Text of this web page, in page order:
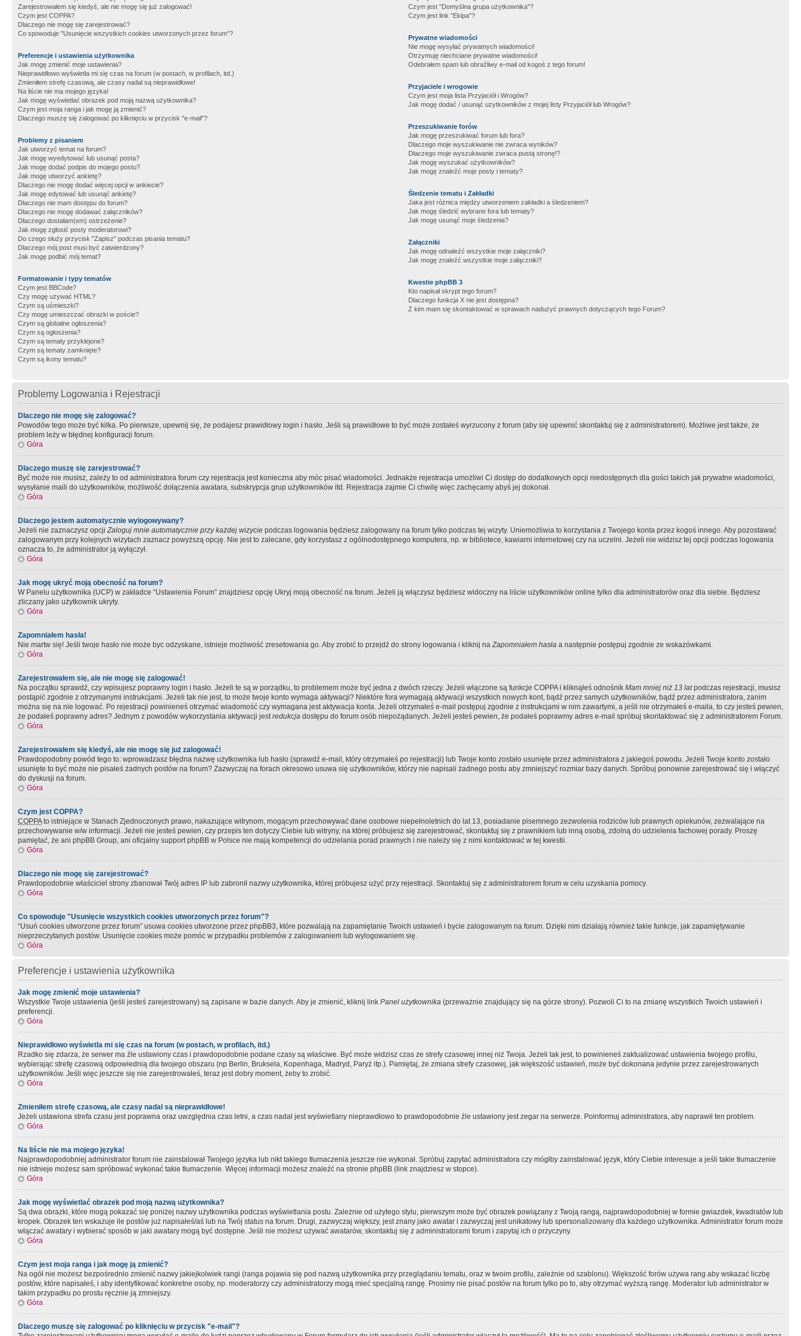
Zarejestrowałem się kiedyś, ale nie mogę się już zalogować!
Czym jest COPPA?
Dlaczego nie mogę się zarejestrować?
Co spowoduje "Usunięcie wszystkich cookies utworzonych przez forum"?
Preferencje i ustawienia użytkownika
Jak mogę zmienić moje ustawienia?
Nieprawidłowo wyświetla mi się czas na forum (w postach, w profilach, itd.)
Zmieniłem strefę czasową, ale czasy nadal są nieprawidłowe!
Na liście nie ma mojego języka!
Jak mogę wyświetlać obrazek pod moją nazwą użytkownika?
Czym jest moja ranga i jak mogę ją zmienić?
Dlaczego muszę się zalogować po kliknięciu w przycisk "e-mail"?
Problemy z pisaniem
Jak utworzyć temat na forum?
Jak mogę wyedytować lub usunąć posta?
Jak mogę dodać podpis do mojego postu?
Jak mogę utworzyć ankietę?
Dlaczego nie mogę dodać więcej opcji w ankiecie?
Jak mogę edytować lub usunąć ankietę?
Dlaczego nie mam dostępu do forum?
Dlaczego nie mogę dodawać załączników?
Dlaczego dostałam(em) ostrzeżenie?
Jak mogę zgłosić posty moderatorowi?
Do czego służy przycisk "Zapisz" podczas pisania tematu?
Dlaczego mój post musi być zatwierdzony?
Jak mogę podbić mój temat?
Formatowanie i typy tematów
Czym jest BBCode?
Czy mogę używać HTML?
Czym są uśmieszki?
Czy mogę umieszczać obrazki w poście?
Czym są globalne ogłoszenia?
Czym są ogłoszenia?
Czym są tematy przyklejone?
Czym są tematy zamknięte?
Czym są ikony tematu?
Czym jest "Domyślna grupa użytkownika"?
Czym jest link "Ekipa"?
Prywatne wiadomości
Nie mogę wysyłać prywatnych wiadomości!
Otrzymuję niechciane prywatne wiadomości!
Odebrałem spam lub obraźliwy e-mail od kogoś z tego forum!
Przyjaciele i wrogowie
Czym jest moja lista Przyjaciół i Wrogów?
Jak mogę dodać / usunąć użytkowników z mojej listy Przyjaciół lub Wrogów?
Przeszukiwanie forów
Jak mogę przeszukiwać forum lub fora?
Dlaczego moje wyszukiwanie nie zwraca wyników?
Dlaczego moje wyszukiwanie zwraca pustą stronę!?
Jak mogę wyszukać użytkowników?
Jak mogę znaleźć moje posty i tematy?
Śledzenie tematu i Zakładki
Jaka jest różnica między utworzeniem zakładki a śledzeniem?
Jak mogę śledzić wybrane fora lub tematy?
Jak mogę usunąć moje śledzenia?
Załączniki
Jak mogę odnaleźć wszystkie moje załączniki?
Jak mogę znaleźć wszystkie moje załączniki?
Kwestie phpBB 3
Kto napisał skrypt tego forum?
Dlaczego funkcja X nie jest dostępna?
Z kim mam się skontaktować w sprawach nadużyć prawnych dotyczących tego Forum?
Problemy Logowania i Rejestracji
Dlaczego nie mogę się zalogować?
Powodów tego może być kilka. Po pierwsze, upewnij się, że podajesz prawidłowy login i hasło. Jeśli są prawidłowe to być może zostałeś wyrzucony z forum (aby się upewnić skontaktuj się z administratorem). Możliwe jest także, że
problem leży w błędnej konfiguracji forum.
Góra
Dlaczego muszę się zarejestrować?
Być może nie musisz, zależy to od administratora forum czy rejestracja jest konieczna aby móc pisać wiadomości. Jednakże rejestracja umożliwi Ci dostęp do dodatkowych opcji niedostępnych dla gości takich jak prywatne wiadomości,
wysyłanie maili do użytkowników, możliwość dołączenia awatara, subskrypcja grup użytkowników itd. Rejestracja zajmie Ci chwilę więc zachęcamy abyś jej dokonał.
Góra
Dlaczego jestem automatycznie wylogowywany?
Jeżeli nie zaznaczysz opcjiZaloguj mnie automatycznie przy każdej wizycie podczas logowania będziesz zalogowany na forum tylko podczas tej wizyty. Uniemożliwia to korzystania z Twojego konta przez kogoś innego. Aby pozostawać
zalogowanym przy kolejnych wizytach zaznacz powyższą opcję. Nie jest to zalecane, gdy korzystasz z ogólnodostępnego komputera, np. w bibliotece, kawiarni internetowej czy na uczelni. Jeżeli nie widzisz tej opcji podczas logowania
oznacza to, że administrator ją wyłączył.
Góra
Jak mogę ukryć moją obecność na forum?
W Panelu użytkownika (UCP) w zakładce “Ustawienia Forum” znajdziesz opcję Ukryj moją obecność na forum. Jeżeli ją włączysz będziesz widoczny na liście użytkowników online tylko dla administratorów oraz dla siebie. Będziesz
zliczany jako użytkownik ukryty.
Góra
Zapomniałem hasła!
Nie martw się! Jeśli twoje hasło nie może byc odzyskane, istnieje możliwość zresetowania go. Aby zrobić to przejdź do strony logowania i kliknij naZapomniałem hasła a następnie postępuj zgodnie ze wskazówkami.
Góra
Zarejestrowałem się, ale nie mogę się zalogować!
Na początku sprawdź, czy wpisujesz poprawny login i hasło. Jeżeli te są w porządku, to problemem może być jedna z dwóch rzeczy. Jeżeli włączone są funkcje COPPA i kliknąłeś odnośnik Mam mniej niż 13 latpodczas rejestracji, musisz
postąpić zgodnie z otrzymanymi instrukcjami. Jeżeli tak nie jest, to może twoje konto wymaga aktywacji? Niektóre fora wymagają aktywacji wszystkich nowych kont, bądź przez samych użytkowników, bądź przez administratora, zanim
można się na nie logować. Po rejestracji powinieneś otrzymać wiadomość czy wymagana jest aktywacja konta. Jeżeli otrzymałeś e-mail postępuj zgodnie z instrukcjami w nim zawartymi, a jeśli nie otrzymałeś e-maila, to czy jesteś pewien,
że podałeś poprawny adres? Jednym z powodów wykorzystania aktywacji jestredukcja dostępu do forum osób niepożądanych. Jeżeli jesteś pewien, że podałeś poprawmy adres e-mail spróbuj skontaktować się z administratorem Forum.
Góra
Zarejestrowałem się kiedyś, ale nie mogę się już zalogować!
Prawdopodobny powód tego to: wprowadzasz błędna nazwę użytkownika lub hasło (sprawdź e-mail, który otrzymałeś po rejestracji) lub Twoje konto zostało usunięte przez administratora z jakiegoś powodu. Jeżeli Twoje konto zostało
usunięte to być może nie pisałeś żadnych postów na forum? Zazwyczaj na forach okresowo usuwa się użytkowników, którzy nie napisali żadnego postu aby zmniejszyć rozmiar bazy danych. Spróbuj ponownie zarejestrować się i włączyć
do dyskusji na forum.
Góra
Czym jest COPPA?
COPPAto istniejące w Stanach Zjednoczonych prawo, nakazujące witrynom, mogącym przechowywać dane osobowe niepełnoletnich do lat 13, posiadanie pisemnego zezwolenia rodziców lub prawnych opiekunów, zezwalające na
przechowywanie w/w informacji. Jeżeli nie jesteś pewien, czy przepis ten dotyczy Ciebie lub witryny, na której próbujesz się zarejestrować, skontaktuj się z prawnikiem lub inną osobą, zdolną do udzielenia fachowej porady. Proszę
pamiętać, że ani phpBB Group, ani oficjalny support phpBB w Polsce nie mają kompetencji do udzielania porad prawnych i nie należy się z nimi kontaktować w tej kwestii.
Góra
Dlaczego nie mogę się zarejestrować?
Prawdopodobnie właściciel strony zbanował Twój adres IP lub zabronił nazwy użytkownika, której próbujesz użyć przy rejestracji. Skontaktuj się z administratorem forum w celu uzyskania pomocy.
Góra
Co spowoduje "Usunięcie wszystkich cookies utworzonych przez forum"?
“Usuń cookies utworzone przez forum” usuwa cookies utworzone przez phpBB3, które pozwalają na zapamiętanie Twoich ustawień i bycie zalogowanym na forum. Dzięki nim działają również takie funkcje, jak zapamiętywanie
nieprzeczytanych postów. Usunięcie cookies może pomóc w przypadku problemów z zalogowaniem lub wylogowaniem się.
Góra
Preferencje i ustawienia użytkownika
Jak mogę zmienić moje ustawienia?
Wszystkie Twoje ustawienia (jeśli jesteś zarejestrowany) są zapisane w bazie danych. Aby je zmienić, kliknij link Panel użytkownika (przeważnie znajdujący się na górze strony). Pozwoli Ci to na zmianę wszystkich Twoich ustawień i
preferencji.
Góra
Nieprawidłowo wyświetla mi się czas na forum (w postach, w profilach, itd.)
Rzadko się zdarza, że serwer ma źle ustawiony czas i prawdopodobnie podane czasy są właściwe. Być może widzisz czas ze strefy czasowej innej niż Twoja. Jeżeli tak jest, to powinieneś zaktualizować ustawienia twojego profilu,
wybierając strefę czasową odpowiednią dla twojego obszaru (np Berlin, Bruksela, Kopenhaga, Madryd, Paryż itp.). Pamiętaj, że zmiana strefy czasowej, jak większość ustawień, może być dokonana jedynie przez zarejestrowanych
użytkowników. Jeśli więc jeszcze się nie zarejestrowałeś, teraz jest dobry moment, żeby to zrobić.
Góra
Zmieniłem strefę czasową, ale czasy nadal są nieprawidłowe!
Jeżeli ustawiona strefa czasu jest poprawna oraz uwzględnia czas letni, a czas nadal jest wyświetlany nieprawdłowo to prawdopodobnie źle ustawiony jest zegar na serwerze. Poinformuj administratora, aby naprawił ten problem.
Góra
Na liście nie ma mojego języka!
Najprawdopodobniej administrator forum nie zainstalował Twojego języka lub nikt takiego tłumaczenia jeszcze nie wykonał. Spróbuj zapytać administratora czy mógłby zainstalować język, który Ciebie interesuje a jeśli takie tłumaczenie
nie istnieje możesz sam spróbować wykonać takie tłumaczenie. Więcej informacji możesz znaleźć na stronie phpBB (link znajdziesz w stopce).
Góra
Jak mogę wyświetlać obrazek pod moją nazwą użytkownika?
Są dwa obrazki, które mogą pokazać się poniżej nazwy użytkownika podczas wyświetlania postu. Zależnie od użytego stylu, pierwszym może być obrazek powiązany z Twoją rangą, najprawdopodobniej w formie gwiazdek, kwadratów lub
kropek. Obrazek ten wskazuje ile postów już napisałeś/aś lub na Twój status na forum. Drugi, zazwyczaj większy, jest znany jako awatar i zazwyczaj jest unikatowy lub spersonalizowany dla każdego użytkownika. Administrator forum może
włączać awatary i wybierać sposób w jaki awatary mogą być dostępne. Jeśli nie możesz używać awatarów, skontaktuj się z administratorami forum i zapytaj ich o przyczyny.
Góra
Czym jest moja ranga i jak mogę ją zmienić?
Na ogół nie możesz bezpośrednio zmienić nazwy jakiejkolwiek rangi (ranga pojawia się pod nazwą użytkownika przy przeglądaniu tematu, oraz w twoim profilu, zależnie od szablonu). Większość forów używa rang aby wskazać liczbę
postów, które napisałeś, i aby identyfikować konkretne osoby, np. moderatorzy czy administratorzy mogą mieć specjalną rangę. Prosimy nie pisać postów na forum tylko po to, aby otrzymać wyższą rangę. Moderator lub administrator w
takim przypadku po prostu ręcznie ją zmniejszy.
Góra
Dlaczego muszę się zalogować po kliknięciu w przycisk "e-mail"?